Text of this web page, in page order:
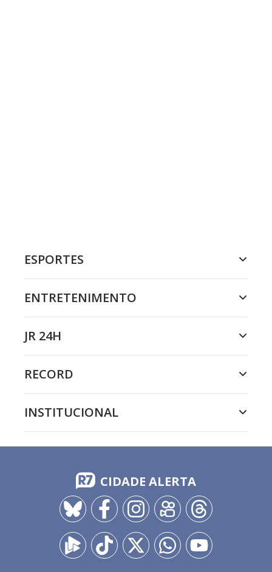
ESPORTES
ENTRETENIMENTO
JR 24H
RECORD
INSTITUCIONAL
CIDADE ALERTA